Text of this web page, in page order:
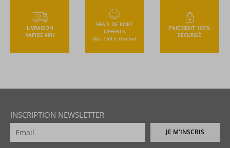
LIVRAISON
RAPIDE 48H
FRAIS DE PORT
OFFERTS
dès 150 € d’achat
PAIEMENT 100%
SÉCURISÉ
INSCRIPTION NEWSLETTER
JE M'INSCRIS